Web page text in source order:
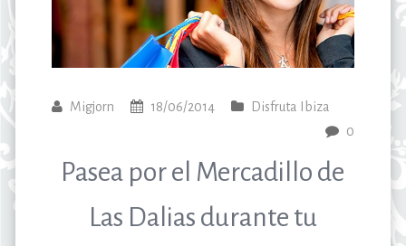
Migjorn 18/06/2014
Disfruta Ibiza
0
Pasea por el Mercadillo de
Las Dalias durante tu